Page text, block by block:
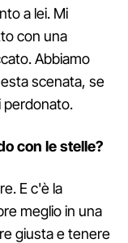
a lei. Mi
con una
Abbiamo
scenata, se
perdonato.
con le stelle?
E c'è la
meglio in una
giusta e tenere